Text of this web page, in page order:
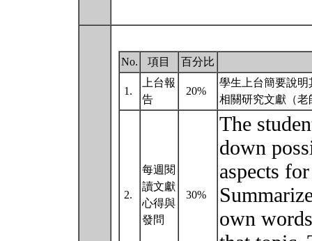
No. 項目 百分比
1.
上台報
告
20%
學生上台簡要說
相關研究文獻（
2.
每週閱
讀文獻
心得與
發問
30%
The
down
aspects
own